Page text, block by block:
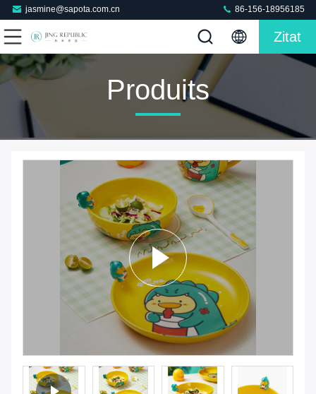
jasmine@sapota.com.cn 86-156-18956185
Zitat
Produits